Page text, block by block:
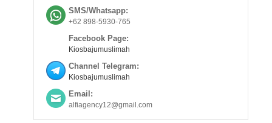
SMS/Whatsapp:
+62 898-5930-765
Facebook Page:
Kiosbajumuslimah
Channel Telegram:
Kiosbajumuslimah
Email:
alfiagency12@gmail.com